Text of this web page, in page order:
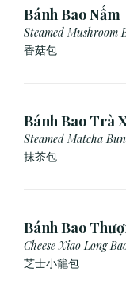
Bánh Bao Nấm
Steamed Mushroom
香菇包
Bánh Bao Trà
Cái)
Steamed Matcha
Tea Bun)
抹茶包
Bánh Bao
Phô Mai (3
Cheese Xiao Long
芝士小籠包